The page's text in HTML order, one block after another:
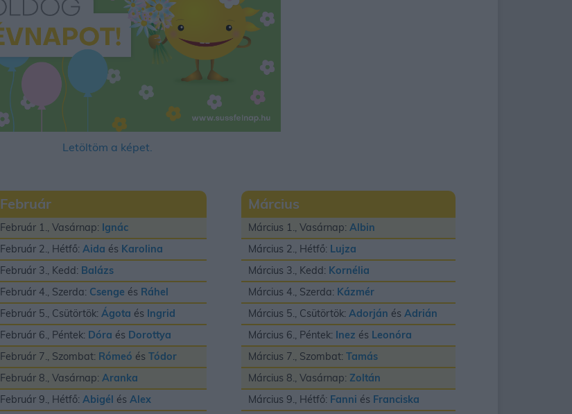
Letöltöm a képet.
Február
Február 1., Vasárnap: Ignác
Február 2., Hétfő: Aida és Karolina
Február 3., Kedd: Balázs
Február 4., Szerda: Csenge és Ráhel
Február 5., Csütörtök: Ágota és Ingrid
Február 6., Péntek: Dóra és Dorottya
Február 7., Szombat: Rómeó és Tódor
Február 8., Vasárnap: Aranka
Február 9., Hétfő: Abigél és Alex
Március
Március 1., Vasárnap:Albin
Március 2., Hétfő: Lujza
Március 3., Kedd: Kornélia
Március 4., Szerda: Kázmér
Március 5., Csütörtök:Adorján ésAdrián
Március 6., Péntek: Inez és Leonóra
Március 7., Szombat:Tamás
Március 8., Vasárnap: Zoltán
Március 9., Hétfő: Fanni és Franciska